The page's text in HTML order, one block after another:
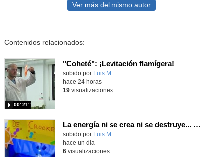
Ver más del mismo autor
Contenidos relacionados:
"Coheté": ¡Levitación flamígera!
Contenido educativo.
subido por Luis M.
00′ 21″
hace 24 horas
19visualizaciones
La energía ni se crea ni se destruye... ¡se experimenta! El Tierno en la Feria Madrid es Ciencia 2026
Contenido educativo.
subido por Luis M.
hace un dia
6visualizaciones